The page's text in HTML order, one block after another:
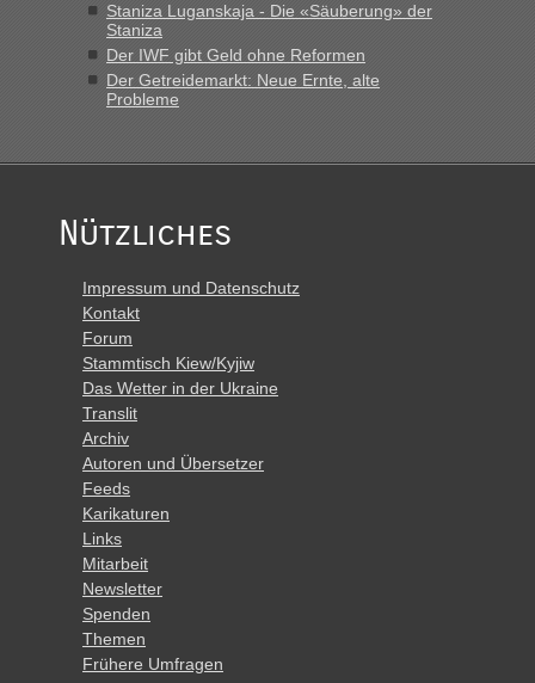
Staniza Luganskaja - Die «Säuberung» der
Staniza
Der IWF gibt Geld ohne Reformen
Der Getreidemarkt: Neue Ernte, alte
Probleme
Nützliches
Impressum und Datenschutz
Kontakt
Forum
Stammtisch Kiew/Kyjiw
Das Wetter in der Ukraine
Translit
Archiv
Autoren und Übersetzer
Feeds
Karikaturen
Links
Mitarbeit
Newsletter
Spenden
Themen
Frühere Umfragen